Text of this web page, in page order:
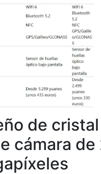
de
cámara de